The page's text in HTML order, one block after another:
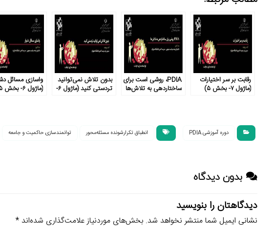
رقابت بر سر اختیارات
(ماژول ۷- بخش ۵)
PDIA، روشی است برای
ساختاردهی به تلاش‌ها
بدون تلاش نمی‌توانید
تردستی کنید (ماژول ۶-
واسازی مسائل
(ماژول ۶- بخش ۵)
دوره آموزشی PDIA انطباق تکرارشونده مسئله‌محور توانمندسازی حاکمیت و جامعه
بدون دیدگاه
دیدگاهتان را بنویسید
نشانی ایمیل شما منتشر نخواهد شد. بخش‌های موردنیاز علامت‌گذاری شده‌اند*